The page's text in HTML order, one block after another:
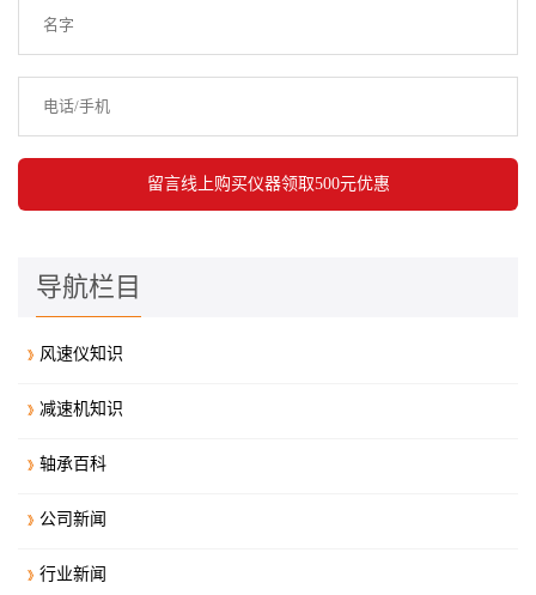
导航栏目
风速仪知识
减速机知识
轴承百科
公司新闻
行业新闻